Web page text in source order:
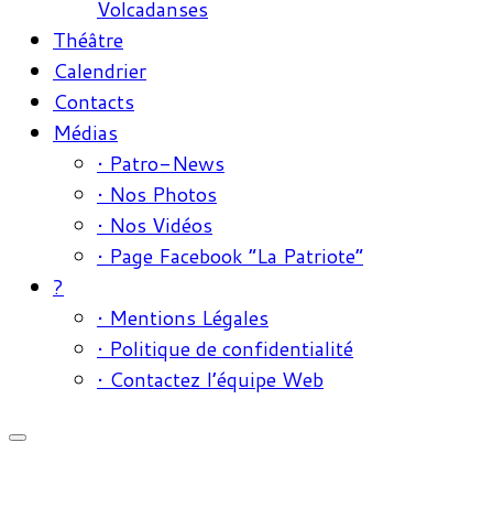
Volcadanses
Théâtre
Calendrier
Contacts
Médias
• Patro-News
• Nos Photos
• Nos Vidéos
• Page Facebook “La Patriote”
?
• Mentions Légales
• Politique de confidentialité
• Contactez l’équipe Web